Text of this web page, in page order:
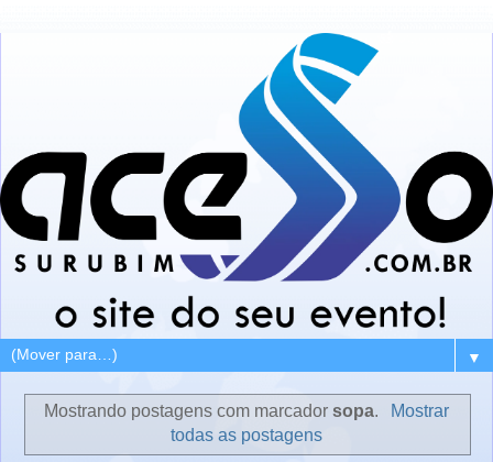
▼
Mostrando postagens com marcadorsopa.
Mostrar
todas as postagens